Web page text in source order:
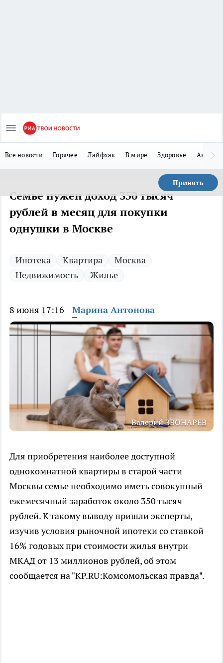
Все новости Горячее Лайфхак В мире Здоровье Авто
Принять
Семье нужен доход 350 тысяч
рублей в месяц для покупки
однушки в Москве
Ипотека Квартира
Москва
Недвижимость
Жилье
8 июня 17:16 Марина Антонова
Валерий ЗВОНАРЕВ
Для приобретения наиболее доступной
однокомнатной квартиры в старой части
Москвы семье необходимо иметь совокупный
ежемесячный заработок около 350 тысяч
рублей. К такому выводу пришли эксперты,
изучив условия рыночной ипотеки со ставкой
16% годовых при стоимости жилья внутри
МКАД от 13 миллионов рублей, об этом
сообщается на "KP.RU:Комсомольская правда".